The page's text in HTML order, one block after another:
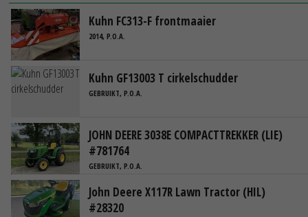
Kuhn FC313-F frontmaaier
2014, P.O.A.
Kuhn GF13003 T cirkelschudder
GEBRUIKT, P.O.A.
JOHN DEERE 3038E COMPACTTREKKER (LIE)
#781764
GEBRUIKT, P.O.A.
John Deere X117R Lawn Tractor (HIL)
#28320